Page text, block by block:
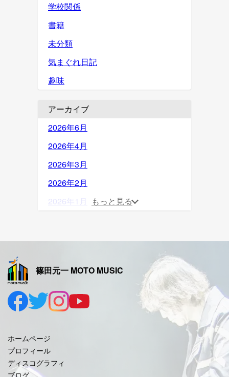
学校関係
書籍
未分類
気まぐれ日記
趣味
アーカイブ
2026年6月
2026年4月
2026年3月
2026年2月
2026年1月
2025年9月
2025年8月
2025年7月
2025年5月
2025年4月
もっと見る
篠田元一 MOTO MUSIC
ホームページ
プロフィール
ディスコグラフィ
ブログ